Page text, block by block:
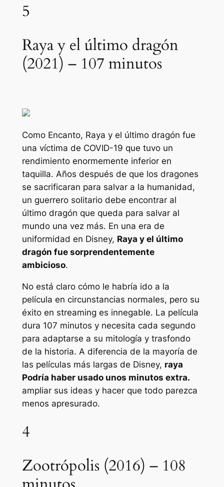
5
Raya y el último dragón
(2021) – 107 minutos
Como Encanto, Raya y el último dragón fue
una víctima de COVID-19 que tuvo un
rendimiento enormemente inferior en
taquilla. Años después de que los dragones
se sacrificaran para salvar a la humanidad,
un guerrero solitario debe encontrar al
último dragón que queda para salvar al
mundo una vez más. En una era de
uniformidad en Disney, Raya y el último
dragón fue sorprendentemente
ambicioso.
No está claro cómo le habría ido a la
película en circunstancias normales, pero su
éxito en streaming es innegable. La película
dura 107 minutos y necesita cada segundo
para adaptarse a su mitología y trasfondo
de la historia. A diferencia de la mayoría de
las películas más largas de Disney, raya
Podría haber usado unos minutos extra.
ampliar sus ideas y hacer que todo parezca
menos apresurado.
4
Zootrópolis (2016) – 108